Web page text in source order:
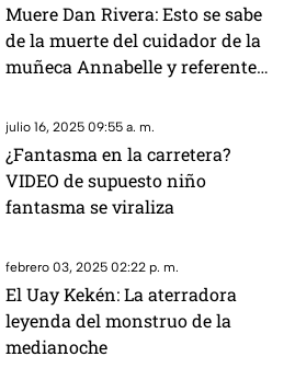
Muere Dan Rivera: Esto se sabe
de la muerte del cuidador de la
muñeca Annabelle y referente
julio 16, 2025 09:55 a. m.
¿Fantasma en la carretera?
VIDEO de supuesto niño
fantasma se viraliza
febrero 03, 2025 02:22 p. m.
El Uay Kekén: La aterradora
leyenda del monstruo de la
medianoche